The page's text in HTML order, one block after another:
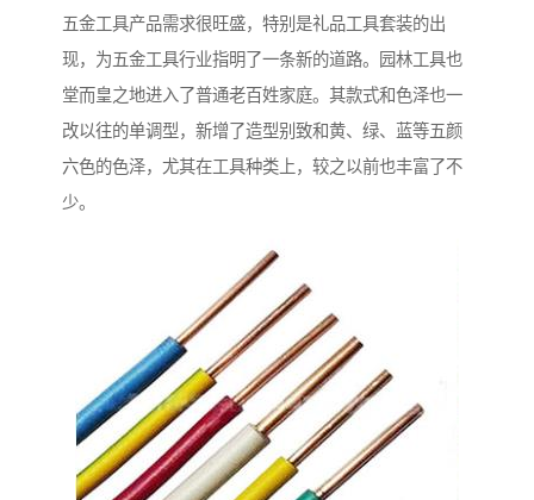
五金工具产品需求很旺盛，特别是礼品工具套装的出
现，为五金工具行业指明了一条新的道路。园林工具也
堂而皇之地进入了普通老百姓家庭。其款式和色泽也一
改以往的单调型，新增了造型别致和黄、绿、蓝等五颜
六色的色泽，尤其在工具种类上，较之以前也丰富了不
少。